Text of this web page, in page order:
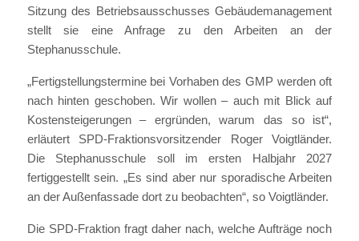
Sitzung des Betriebsausschusses Gebäudemanagement
stellt sie eine Anfrage zu den Arbeiten an der
Stephanusschule.
„Fertigstellungstermine bei Vorhaben des GMP werden oft
nach hinten geschoben. Wir wollen – auch mit Blick auf
Kostensteigerungen – ergründen, warum das so ist“,
erläutert SPD-Fraktionsvorsitzender Roger Voigtländer.
Die Stephanusschule soll im ersten Halbjahr 2027
fertiggestellt sein. „Es sind aber nur sporadische Arbeiten
an der Außenfassade dort zu beobachten“, so Voigtländer.
Die SPD-Fraktion fragt daher nach, welche Aufträge noch